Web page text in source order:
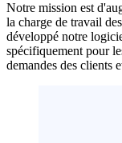
Notre mission est
la charge de travail
développé notre
spécifiquement pour
demandes des clients